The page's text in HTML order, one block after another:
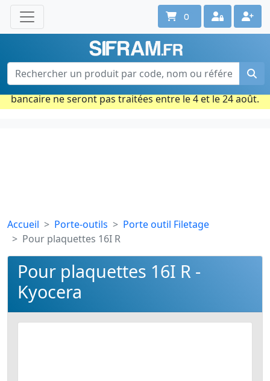
Une question ? Un conseil ?
Contactez-nous au 02 40 92 17 71
Ouvert du lun. au vend. de 08h à 18h
Période estivale : Les commandes prises par carte
bancaire ne seront pas traitées entre le 4 et le 24 août.
0
Accueil Porte-outils
Porte outil Filetage
Pour plaquettes 16I R
Pour plaquettes 16I R -
Kyocera